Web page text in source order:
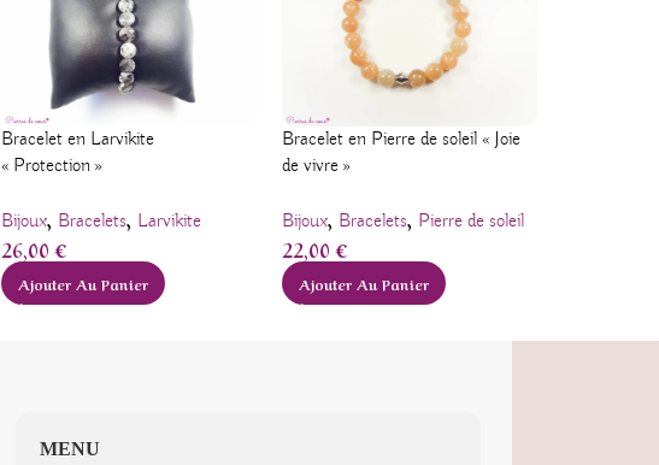
Bracelet en Larvikite
« Protection »
Bijoux, Bracelets, Larvikite
26,00€
Ajouter Au Panier
Bracelet en Pierre de soleil « Joie
de vivre »
Bijoux, Bracelets, Pierre de soleil
22,00€
Ajouter Au Panier
MENU